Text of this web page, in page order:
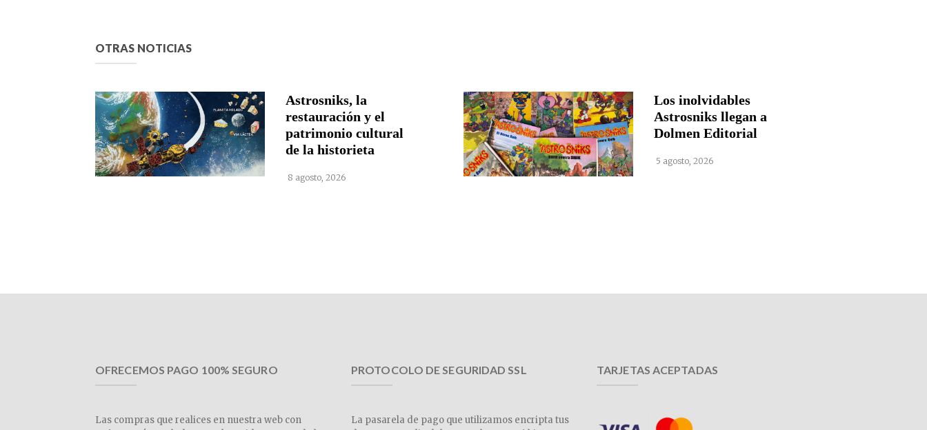
OTRAS NOTICIAS
Astrosniks, la
restauración y el
patrimonio cultural
de la historieta
8 agosto, 2026
Los inolvidables
Astrosniks llegan a
Dolmen Editorial
5 agosto, 2026
OFRECEMOS PAGO 100% SEGURO
Las compras que realices en nuestra web con
PROTOCOLO DE SEGURIDAD SSL
La pasarela de pago que utilizamos encripta tus
TARJETAS ACEPTADAS